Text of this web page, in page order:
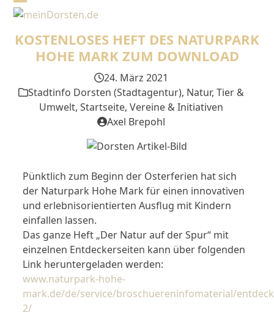
Skip
content
Open
mobile
menu
Close
mobile
menu
KOSTENLOSES HEFT DES NATURPARK
HOHE MARK ZUM DOWNLOAD
24. März 2021
Stadtinfo Dorsten (Stadtagentur), Natur, Tier &
Umwelt, Startseite, Vereine & Initiativen
Axel Brepohl
Pünktlich zum Beginn der Osterferien hat sich
der Naturpark Hohe Mark für einen innovativen
und erlebnisorientierten Ausflug mit Kindern
einfallen lassen.
Das ganze Heft „Der Natur auf der Spur“ mit
einzelnen Entdeckerseiten kann über folgenden
Link heruntergeladen werden:
www.naturpark-hohe-
mark.de/de/service/broschuereninfomaterial/
2/